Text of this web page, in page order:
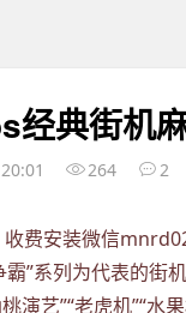
经典街机
264 2
费安装微信
”系列为代表的
演艺”“老虎机”“水